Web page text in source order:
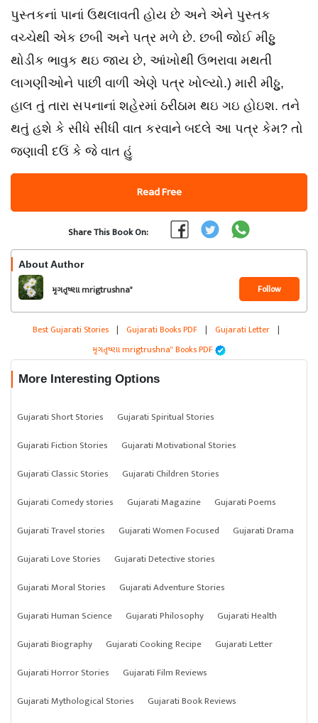
પુસ્તકનાં પાનાં ઉથલાવતી હોય છે અને એને પુસ્તક
વચ્ચેથી એક છબી અને પત્ર મળે છે. છબી જોઈ મીઠ્ઠુ
થોડીક ભાવુક થઇ જાય છે, આંખોથી ઉભરાવા મથતી
લાગણીઓને પાછી વાળી એણે પત્ર ખોલ્યો.) મારી મીઠ્ઠુ,
હાલ તું તારા સપનાનાં શહેરમાં ઠરીઠામ થઇ ગઇ હોઇશ. તને
થતું હશે કે સીધે સીધી વાત કરવાને બદલે આ પત્ર કેમ? તો
જણાવી દઉં કે જે વાત હું
Read Free
Share This Book On:
About Author
મૃગતૃષ્ણા mrigtrushna" Follow
Best Gujarati Stories | Gujarati Books PDF | Gujarati Letter |
મૃગતૃષ્ણા mrigtrushna" Books PDF
More Interesting Options
Gujarati Short Stories
Gujarati Spiritual Stories
Gujarati Fiction Stories
Gujarati Motivational Stories
Gujarati Classic Stories
Gujarati Children Stories
Gujarati Comedy stories
Gujarati Magazine
Gujarati Poems
Gujarati Travel stories
Gujarati Women Focused
Gujarati Drama
Gujarati Love Stories
Gujarati Detective stories
Gujarati Moral Stories
Gujarati Adventure Stories
Gujarati Human Science
Gujarati Philosophy
Gujarati Health
Gujarati Biography
Gujarati Cooking Recipe
Gujarati Letter
Gujarati Horror Stories
Gujarati Film Reviews
Gujarati Mythological Stories
Gujarati Book Reviews